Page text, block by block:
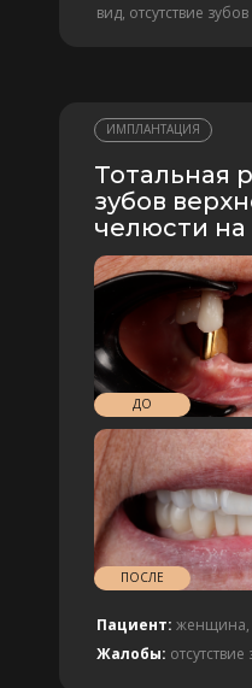
вид, отсутствие зубов
ИМПЛАНТАЦИЯ
Тотальная
зубов
челюсти
Пациент: женщина,
Жалобы: отсутствие
ДО
ПОСЛЕ